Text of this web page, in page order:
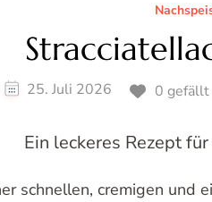
25. Juli 2026 0
Ein leckeres Rezept
schnellen, cremigen und